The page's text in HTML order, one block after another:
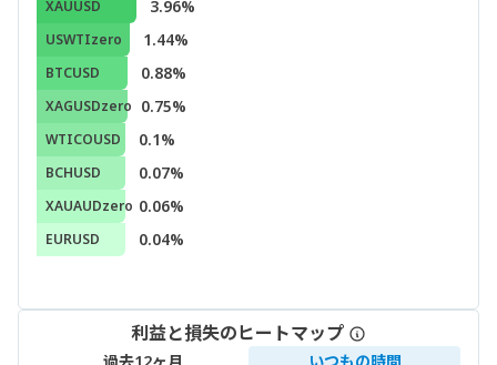
XAUUSD 3.96%
USWTIzero 1.44%
BTCUSD 0.88%
XAGUSDzero 0.75%
WTICOUSD 0.1%
BCHUSD 0.07%
XAUAUDzero 0.06%
EURUSD 0.04%
利益と損失のヒートマップ